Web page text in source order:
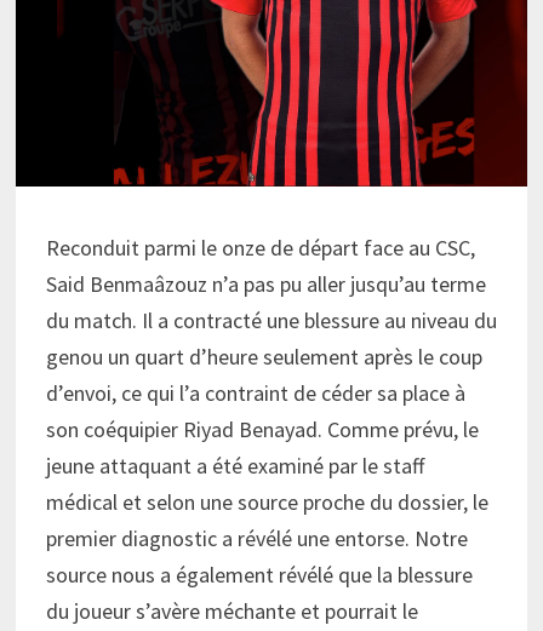
Reconduit parmi le onze de départ face au CSC,
Said Benmaâzouz n’a pas pu aller jusqu’au terme
du match. Il a contracté une blessure au niveau du
genou un quart d’heure seulement après le coup
d’envoi, ce qui l’a contraint de céder sa place à
son coéquipier Riyad Benayad. Comme prévu, le
jeune attaquant a été examiné par le staff
médical et selon une source proche du dossier, le
premier diagnostic a révélé une entorse. Notre
source nous a également révélé que la blessure
du joueur s’avère méchante et pourrait le